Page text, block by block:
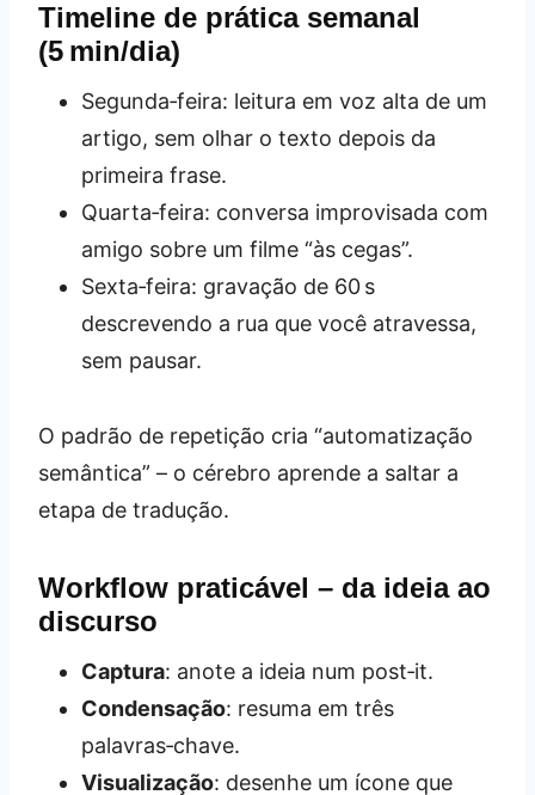
Timeline de prática semanal
(5 min/dia)
Segunda‑feira: leitura em voz alta de um
artigo, sem olhar o texto depois da
primeira frase.
Quarta‑feira: conversa improvisada com
amigo sobre um filme “às cegas”.
Sexta‑feira: gravação de 60 s
descrevendo a rua que você atravessa,
sem pausar.
O padrão de repetição cria “automatização
semântica” – o cérebro aprende a saltar a
etapa de tradução.
Workflow praticável – da ideia ao
discurso
Captura: anote a ideia num post‑it.
Condensação: resuma em três
palavras‑chave.
Visualização: desenhe um ícone que